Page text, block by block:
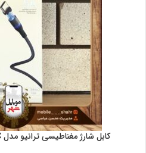
کابل شارژ مغناطیسی ترانیو مدل Type-C S9-C طول 1 متر